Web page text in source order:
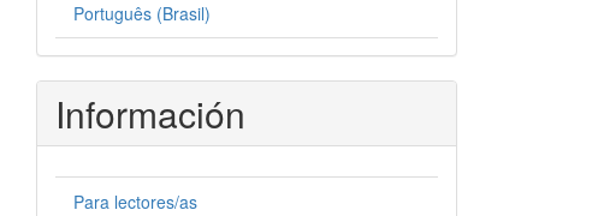
Português (Brasil)
Información
Para lectores/as